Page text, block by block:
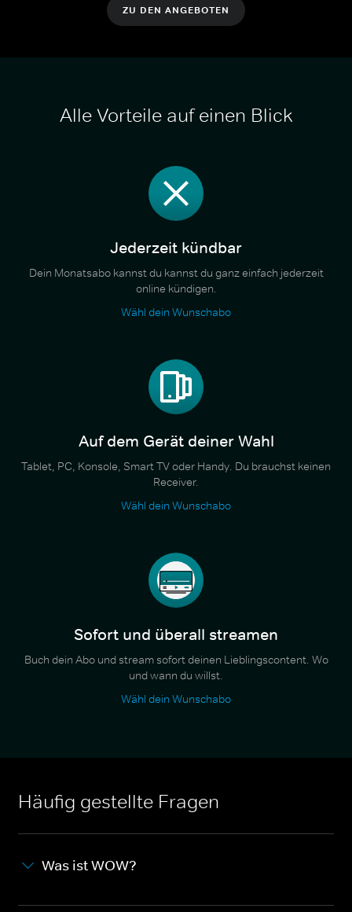
ZU DEN ANGEBOTEN
Alle Vorteile auf einen Blick
Jederzeit kündbar
Dein Monatsabo kannst du kannst du ganz einfach jederzeit
online kündigen.
Wähl dein Wunschabo
Auf dem Gerät deiner Wahl
Tablet, PC, Konsole, Smart TV oder Handy. Du brauchst keinen
Receiver.
Wähl dein Wunschabo
Sofort und überall streamen
Buch dein Abo und stream sofort deinen Lieblingscontent. Wo
und wann du willst.
Wähl dein Wunschabo
Häufig gestellte Fragen
Was ist WOW?